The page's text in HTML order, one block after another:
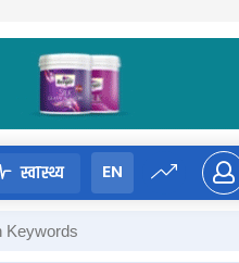
स्वास्थ्य EN